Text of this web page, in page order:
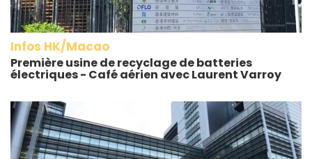
Infos HK/Macao
Première usine de recyclage de batteries
électriques - Café aérien avec Laurent Varroy